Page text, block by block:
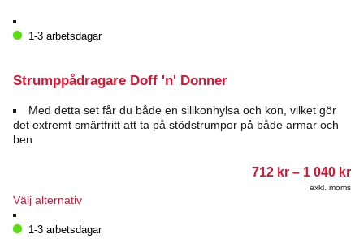
1-3 arbetsdagar
Strumppådragare Doff 'n' Donner
Med detta set får du både en silikonhylsa och kon, vilket gör
det extremt smärtfritt att ta på stödstrumpor på både armar och
ben
712 kr – 1 040 kr
exkl. moms
Välj alternativDen
produkten
1-3 arbetsdagar